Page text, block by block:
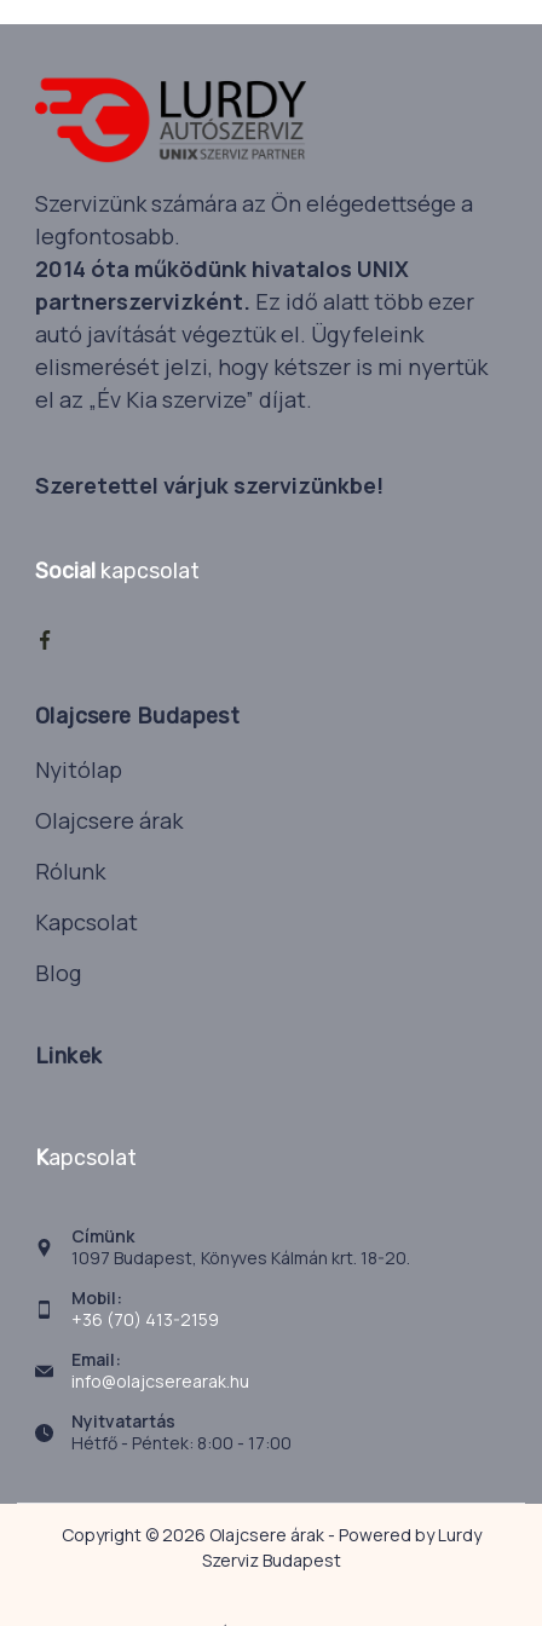
Szervizünk számára az Ön elégedettsége a
legfontosabb.
2014 óta működünk hivatalos UNIX
partnerszervizként. Ez idő alatt több ezer
autó javítását végeztük el. Ügyfeleink
elismerését jelzi, hogy kétszer is mi nyertük
el az „Év Kia szervize” díjat.
Szeretettel várjuk szervizünkbe!
Social kapcsolat
Olajcsere Budapest
Nyitólap
Olajcsere árak
Rólunk
Kapcsolat
Blog
Linkek
Kapcsolat
Címünk
1097 Budapest, Könyves Kálmán krt. 18-20.
Mobil:
+36 (70) 413-2159
Email:
info@olajcserearak.hu
Nyitvatartás
Hétfő - Péntek: 8:00 - 17:00
Copyright © 2026 Olajcsere árak - Powered by Lurdy
Szerviz Budapest